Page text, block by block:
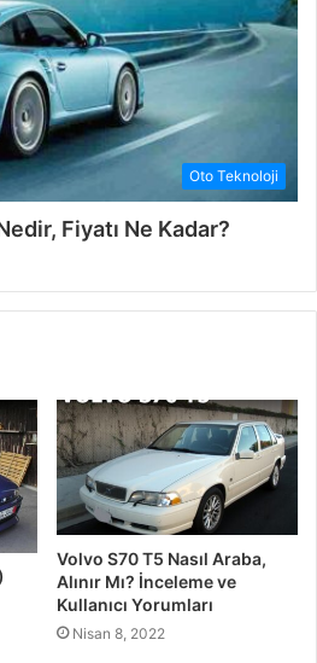
Oto Teknoloji
Fiyatı Ne Kadar?
Volvo S70 T5 Nasıl Araba,
Alınır Mı? İnceleme ve
Kullanıcı Yorumları
Nisan 8, 2022